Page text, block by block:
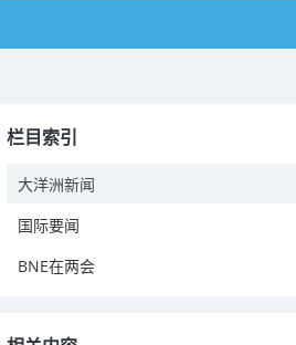
栏目索引
大洋洲新闻
国际要闻
BNE在两会